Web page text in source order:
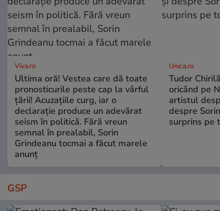
Viva.ro
Ultima oră! Vestea care dă toate
pronosticurile peste cap la vârful
țării! Acuzațiile curg, iar o
declarație produce un adevărat
seism în politică. Fără vreun
semnal în prealabil, Sorin
Grindeanu tocmai a făcut marele
anunț
Unica.ro
Tudor
oricând pe
artistul
despre
surprins pe
GSP